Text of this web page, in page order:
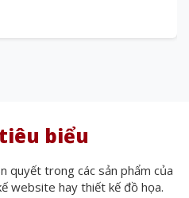
biểu
quyết trong các sản phẩm của
website hay thiết kế đồ họa.